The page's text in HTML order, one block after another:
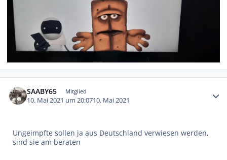
SAABY65 Mitglied
10. Mai 2021 um 20:0710. Mai 2021
Ungeimpfte sollen ja aus Deutschland verwiesen werden,
sind sie am beraten